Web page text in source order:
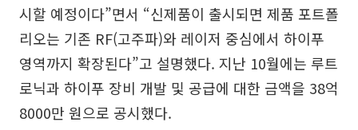
시할 예정이다”면서 “신제품이 출시되면 제품 포트폴
리오는 기존 RF(고주파)와 레이저 중심에서 하이푸
영역까지 확장된다”고 설명했다. 지난 10월에는 루트
로닉과 하이푸 장비 개발 및 공급에 대한 금액을 38억
8000만 원으로 공시했다.